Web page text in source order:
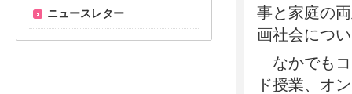
事と家庭の
画社会につ
なかでもコ
ド授業、オ
ニュースレター